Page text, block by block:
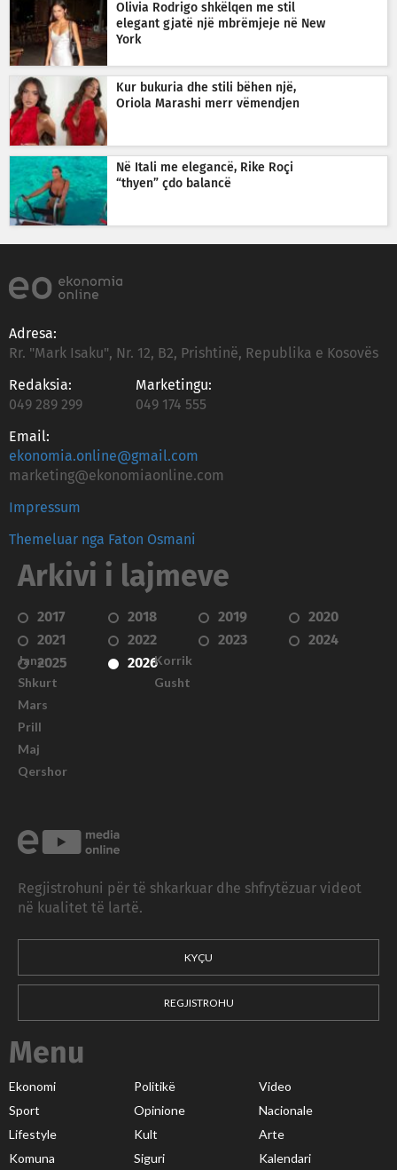
Olivia Rodrigo shkëlqen me stil
elegant gjatë një mbrëmjeje në New
York
Kur bukuria dhe stili bëhen një,
Oriola Marashi merr vëmendjen
Në Itali me elegancë, Rike Roçi
“thyen” çdo balancë
Adresa:
Rr. "Mark Isaku", Nr. 12, B2, Prishtinë, Republika e Kosovës
Redaksia:
049 289 299
Marketingu:
049 174 555
Email:
ekonomia.online@gmail.com
marketing@ekonomiaonline.com
Impressum
Themeluar nga Faton Osmani
Arkivi i lajmeve
2017 2018 2019
2020
2021
2022 2023
2024
2025
2026
Janar
Shkurt
Mars
Prill
Maj
Qershor
Korrik
Gusht
Regjistrohuni për të shkarkuar dhe shfrytëzuar videot
në kualitet të lartë.
KYÇU
REGJISTROHU
Menu
Ekonomi Politikë
Video
Sport
Opinione
Nacionale
Lifestyle
Kult
Arte
Komuna
Siguri Kalendari